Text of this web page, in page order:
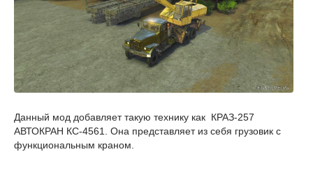
Данный мод добавляет такую технику как КРАЗ-257
АВТОКРАН КС-4561. Она представляет из себя грузовик с
функциональным краном.